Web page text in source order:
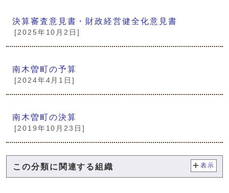
決算審査意見書・財政経営健全化意見書
[2025年10月2日]
南木曽町の予算
[2024年4月1日]
南木曽町の決算
[2019年10月23日]
この分類に関連する組織 表示